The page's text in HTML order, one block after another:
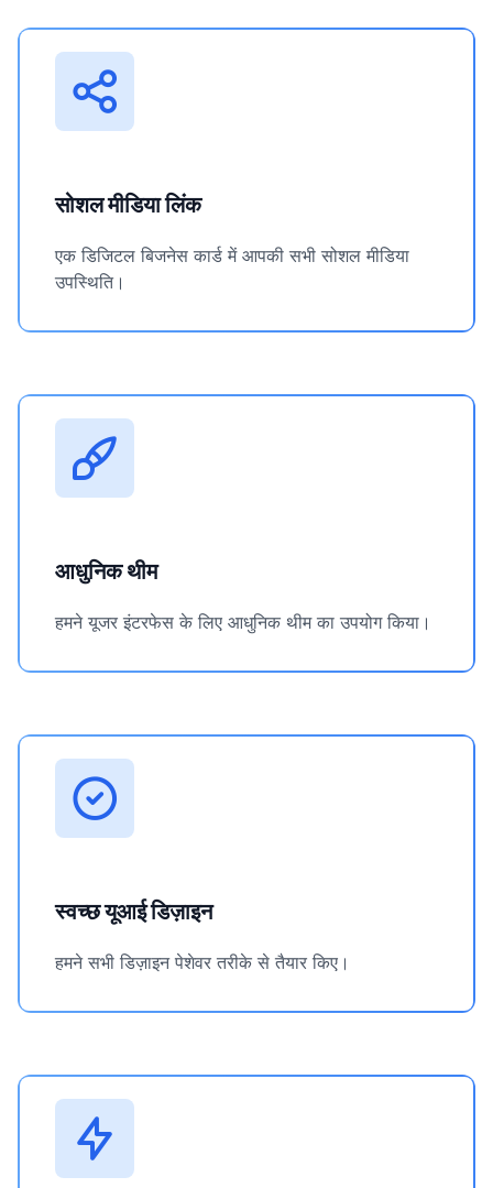
सोशल मीडिया लिंक
एक डिजिटल बिजनेस कार्ड में आपकी सभी सोशल मीडिया
उपस्थिति।
आधुनिक थीम
हमने यूजर इंटरफेस के लिए आधुनिक थीम का उपयोग किया।
स्वच्छ यूआई डिज़ाइन
हमने सभी डिज़ाइन पेशेवर तरीके से तैयार किए।